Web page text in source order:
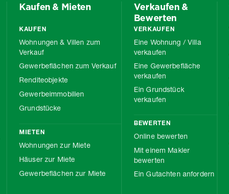
Kaufen & Mieten
KAUFEN
Wohnungen & Villen zum
Verkauf
Gewerbeflächen zum Verkauf
Renditeobjekte
Gewerbeimmobilien
Grundstücke
MIETEN
Wohnungen zur Miete
Häuser zur Miete
Gewerbeflächen zur Miete
Verkaufen &
Bewerten
VERKAUFEN
Eine Wohnung / Villa
verkaufen
Eine Gewerbefläche
verkaufen
Ein Grundstück
verkaufen
BEWERTEN
Online bewerten
Mit einem Makler
bewerten
Ein Gutachten anfordern